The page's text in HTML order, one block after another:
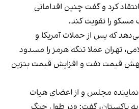
کرد و گفت چنین اقداماتی
مسکو را تقویت کند.
که پس از حملات آمریکا و
تهران عملا تنگه هرمز را مسدود
قیمت نفت و افزایش قیمت بنزین
مجلس و از اعضای هیات